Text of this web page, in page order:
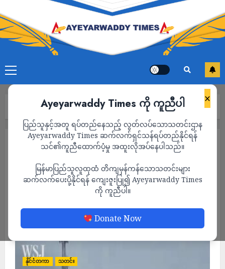
×
Ayeyarwaddy Times ကို ကူညီပါ
ပြည်သူနှင့်အတူ ရပ်တည်နေသည့် လွတ်လပ်သောသတင်းဌာန
Ayeyarwaddy Times ဆက်လက်ရှင်သန်ရပ်တည်နိုင်ရန်
သင်၏ကူညီထောက်ပံ့မှု အထူးလိုအပ်နေပါသည်။
မြန်မာပြည်သူလူထုထံ တိကျမှန်ကန်သောသတင်းများ
ဆက်လက်ပေးပို့နိုင်ရန် ကျေးဇူးပြု၍ Ayeyarwaddy Times
ကို ကူညီပါ။
Donate Now
2024 August Page 29
Month:August 2024
နိုင်ငံတကာ သတင်း